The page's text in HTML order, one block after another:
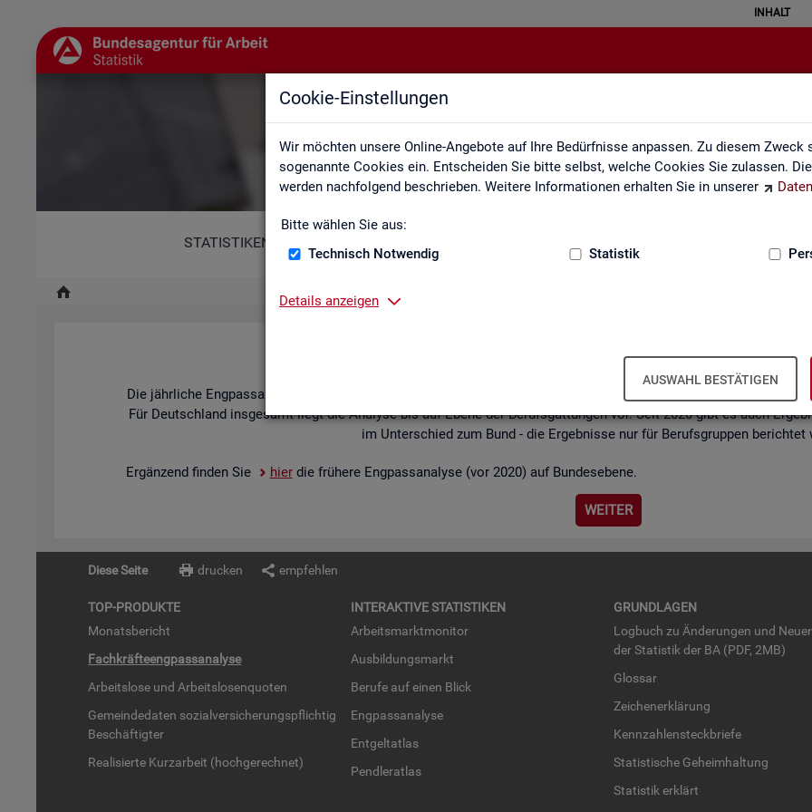
Cookie-Einstellungen
Wir möchten unsere Online-Angebote auf Ihre Bedürfnisse anpassen. Zu diesem Zweck
sogenannte Cookies ein. Entscheiden Sie bitte selbst, welche Cookies Sie zulassen.
werden nachfolgend beschrieben. Weitere Informationen erhalten Sie in unserer
Bitte wählen Sie aus:
Technisch Notwendig
Statistik
Details anzeigen
AUSWAHL BESTÄTIGEN
INHALT
Fachkräfteengpassanalyse
STATISTIKEN
Fach­kräf­te­eng­pass­ana­ly­se (inkl.
Die jähr­li­che Eng­pass­ana­ly­se der BA stellt dar, in wel­chen Be­ru­fen die Be­set­zung von ge­mel­de­ten Stel­len
Für Deutsch­land ins­ge­samt liegt die Ana­ly­se bis auf Ebene der Be­rufs­gat­tun­gen vor. Seit 2020 gibt es auch
im Un­ter­schied zum Bund - die Er­geb­nis­se nur für Be­rufs­grup­pen be­rich­tet
Er­gän­zend fin­den Sie hierdie frü­he­re Eng­pass­ana­ly­se (vor 2020) auf Bun­des­ebe­ne.
WEI­TER
Diese Seite drucken empfehlen
TOP-PRO­DUK­TE
Mo­nats­be­richt
Fach­kräf­te­eng­pass­ana­ly­se
Ar­beits­lo­se und Ar­beits­lo­sen­quo­ten
Ge­mein­de­da­ten so­zi­al­ver­si­che­rungs­pflich­tig
Be­schäf­tig­ter
Rea­li­sier­te Kurz­ar­beit (hoch­ge­rech­net)
IN­TER­AK­TI­VE STA­TIS­TI­KEN
Ar­beits­markt­mo­ni­tor
Aus­bil­dungs­markt
Be­ru­fe auf einen Blick
Eng­pass­ana­ly­se
Ent­gel­t­at­las
Pend­ler­at­las
GRUND­LA­GEN
Log­buch zu Än­de­run­gen und
der Sta­tis­tik der BA (PDF, 2MB)
Glos­sar
Zei­chen­er­klä­rung
Kenn­zah­len­steck­brie­fe
Sta­tis­ti­sche Ge­heim­hal­tung
Sta­tis­tik er­klärt